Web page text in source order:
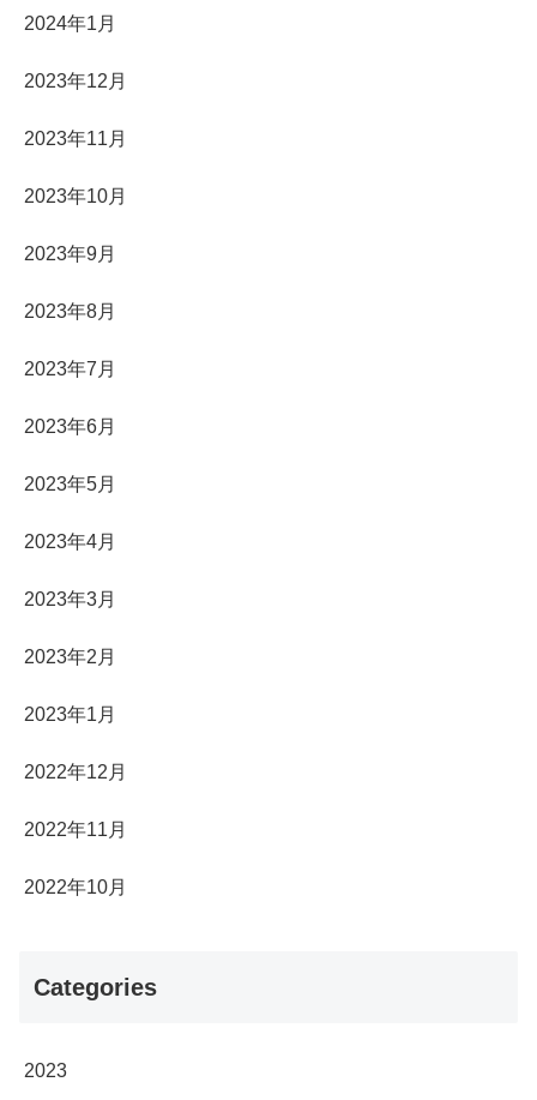
2024年1月
2023年12月
2023年11月
2023年10月
2023年9月
2023年8月
2023年7月
2023年6月
2023年5月
2023年4月
2023年3月
2023年2月
2023年1月
2022年12月
2022年11月
2022年10月
Categories
2023